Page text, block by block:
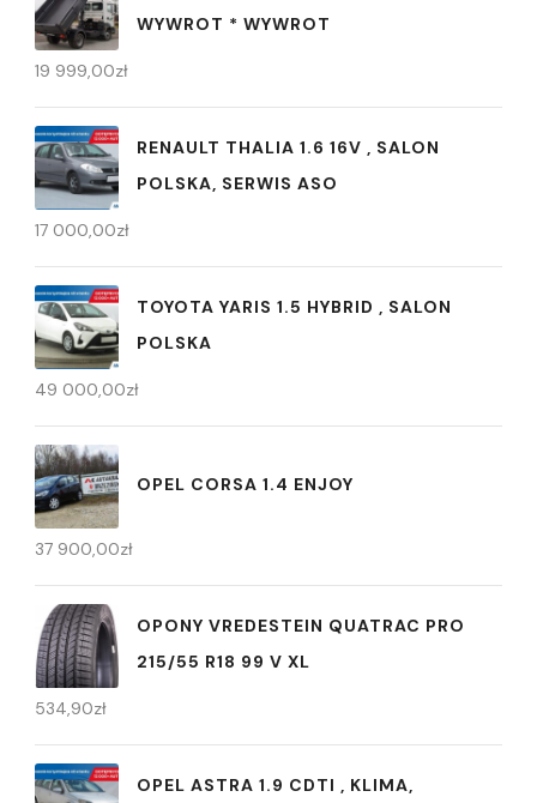
WYWROT * WYWROT
19 999,00zł
RENAULT THALIA 1.6 16V , SALON
POLSKA, SERWIS ASO
17 000,00zł
TOYOTA YARIS 1.5 HYBRID , SALON
POLSKA
49 000,00zł
OPEL CORSA 1.4 ENJOY
37 900,00zł
OPONY VREDESTEIN QUATRAC PRO
215/55 R18 99 V XL
534,90zł
OPEL ASTRA 1.9 CDTI , KLIMA,